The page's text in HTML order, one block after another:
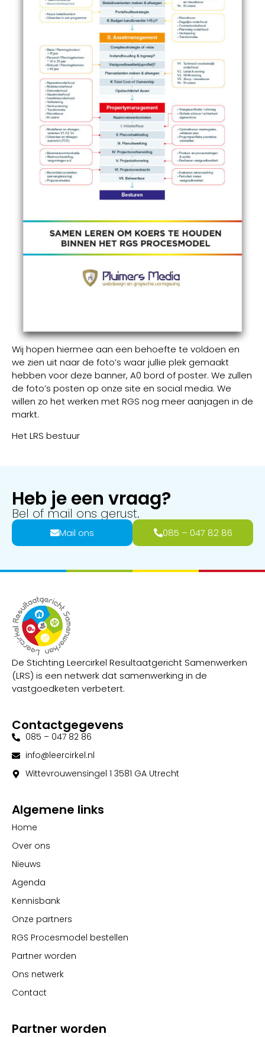
Wij hopen hiermee aan een behoefte te voldoen en
we zien uit naar de foto’s waar jullie plek gemaakt
hebben voor deze banner, A0 bord of poster. We zullen
de foto’s posten op onze site en social media. We
willen zo het werken met RGS nog meer aanjagen in de
markt.
Het LRS bestuur
Heb je een vraag?
Bel of mail ons gerust.
Mail ons 085 – 047 82 86
De Stichting Leercirkel Resultaatgericht Samenwerken
(LRS) is een netwerk dat samenwerking in de
vastgoedketen verbetert.
Contactgegevens
085 – 047 82 86
info@leercirkel.nl
Wittevrouwensingel 1 3581 GA Utrecht
Algemene links
Home
Over ons
Nieuws
Agenda
Kennisbank
Onze partners
RGS Procesmodel bestellen
Partner worden
Ons netwerk
Contact
Partner worden